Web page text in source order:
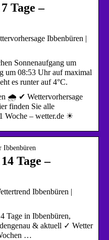
Tage –
Ibbenbüren |
Sonnenaufgang um
um 08:53 Uhr auf maximal
es runter auf 4°C.
🌧️ ✔ Wettervorhersage
finden Sie alle
Woche – wetter.de ☀
Ibbenbüren
Tage –
Ibbenbüren |
Tage in Ibbenbüren,
& aktuell ✓ Wetter
…